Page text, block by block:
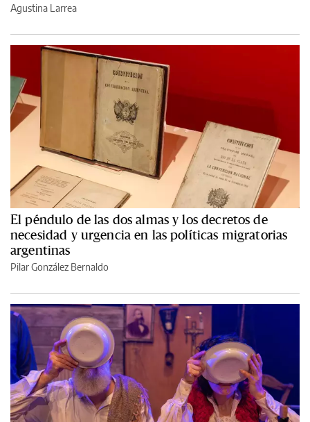
Agustina Larrea
El péndulo de las dos almas y los decretos de
necesidad y urgencia en las políticas migratorias
argentinas
Pilar González Bernaldo